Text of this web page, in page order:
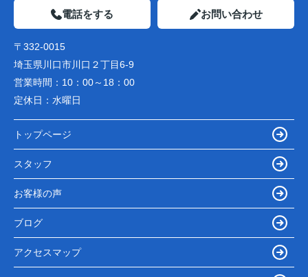
電話をする お問い合わせ
〒332-0015
埼玉県川口市川口２丁目6-9
営業時間： 10：00～18：00
定休日： 水曜日
トップページ
スタッフ
お客様の声
ブログ
アクセスマップ